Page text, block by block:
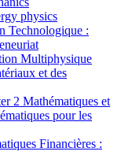
physics
Technologique :
Multiphysique
et des
2 Mathématiques et
pour les
Financières :